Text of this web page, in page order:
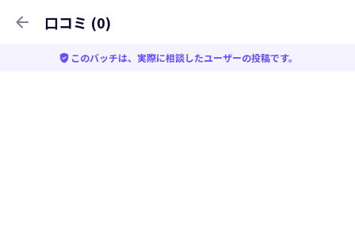
arrow_back 口コミ (0)
verified_user このバッチは、実際に相談したユーザーの投稿です。